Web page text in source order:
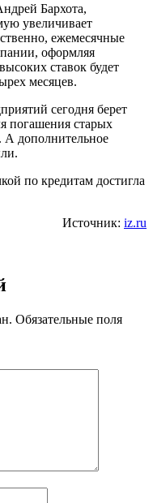
Бархота,
увеличивает
ежемесячные
оформляя
ставок будет
месяцев.
сегодня берет
погашения старых
А дополнительное
по кредитам достигла
Источник: iz.ru
Обязательные поля